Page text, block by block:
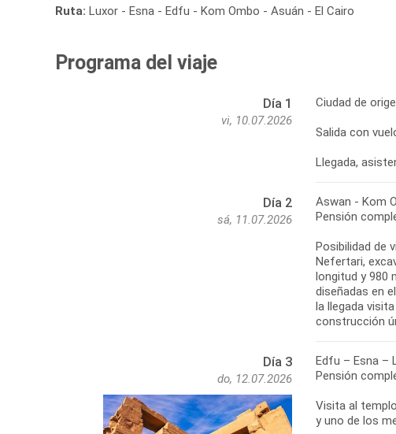
Ruta: Luxor - Esna - Edfu - Kom Ombo - Asuán - El Cairo
Programa del viaje
Día 1
vi, 10.07.2026
Ciudad de
Salida con
Llegada,
Día 2
sá, 11.07.2026
Aswan - Kom
Pensión
Posibilidad de
Nefertari,
longitud y 980
diseñadas en
la llegada
construcción
Día 3
do, 12.07.2026
Edfu – Esna –
Pensión
Visita al
y uno de los